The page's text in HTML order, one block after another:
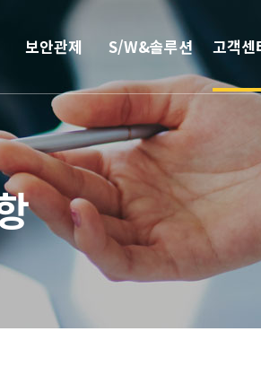
보안관제
안티랜섬웨어
웹격리(RBI)
방화벽
보안솔루션
DDoS & 백신
S/W&솔루션
부가서비스
SSO 통합인증
모바일 간편인증
고객센
공지사
기술노트
상담문의